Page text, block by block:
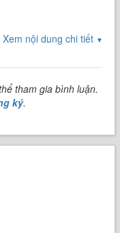
Xem nội dung chi tiết ▼
tham gia bình luận.
ký.